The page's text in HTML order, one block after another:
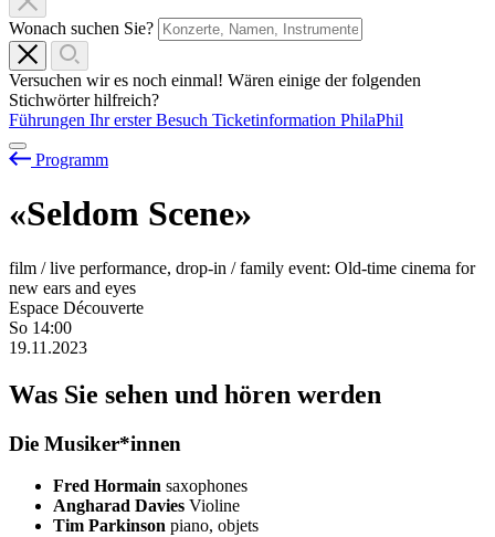
Wonach suchen Sie?
Versuchen wir es noch einmal! Wären einige der folgenden
Stichwörter hilfreich?
Führungen Ihr erster Besuch Ticketinformation PhilaPhil
Programm
«Seldom Scene»
film / live performance, drop-in / family event: Old-time cinema for
new ears and eyes
Espace Découverte
So 14:00
19.11.2023
Was Sie sehen und hören werden
Die Musiker*innen
Fred Hormain saxophones
Angharad Davies Violine
Tim Parkinson piano, objets